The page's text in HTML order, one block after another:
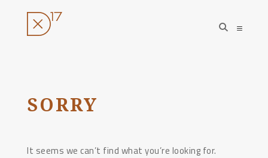
tartalomhoz
open
search
open
SORRY
It seems we can’t find what you’re looking for.